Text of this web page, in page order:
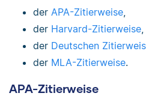
der APA-Zitierweise,
der Harvard-Zitierweise,
der Deutschen
der MLA-Zitierweise.
APA-Zitierweise